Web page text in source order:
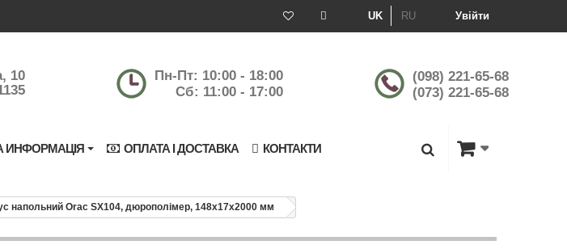
Увійти
UK RU
10
Пн-Пт: 10:00 - 18:00
Сб: 11:00 - 17:00
(098) 221-65-68
(073) 221-65-68
ИНФОРМАЦІЯ ОПЛАТА І ДОСТАВКА КОНТАКТИ
напольний Orac SX104, дюрополімер, 148х17х2000 мм